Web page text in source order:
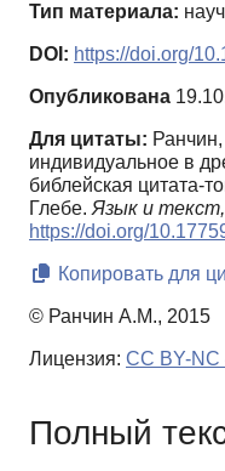
Тип материала:
DOI: https://doi.org/
Опубликована
Для цитаты:
индивидуальное в
библейская цитата-
Глебе. Язык и текст,
https://doi.org/
Копировать для
© Ранчин А.М., 2015
Лицензия: CC BY-NC
Полный